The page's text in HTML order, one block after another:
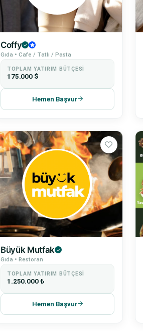
Coffy
Gıda • Cafe / Tatlı / Pasta
TOPLAM YATIRIM BÜTÇESI
175.000 $
Hemen Başvur
Büyük Mutfak
Gıda • Restoran
TOPLAM YATIRIM BÜTÇESI
1.250.000 ₺
Hemen Başvur